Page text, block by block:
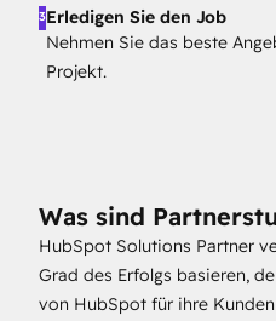
3Erledigen Sie den Job
Nehmen Sie das beste
Projekt.
Was sind
HubSpot Solutions Partner
Grad des Erfolgs basieren,
von HubSpot für ihre